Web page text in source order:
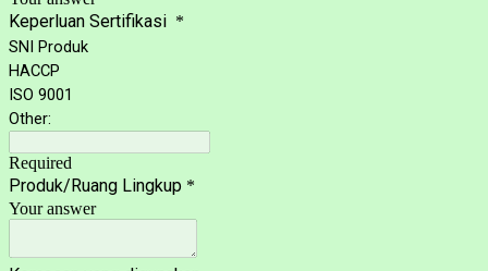
Keperluan Sertifikasi *
SNI Produk
HACCP
ISO 9001
Other:
Required
Produk/Ruang Lingkup *
Your answer